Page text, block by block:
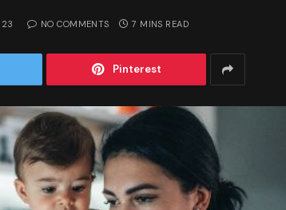
NO COMMENTS 7 MINS READ
Pinterest